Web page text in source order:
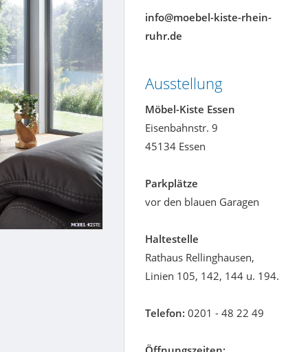
info@moebel-kiste-rhein-
ruhr.de
Ausstellung
Möbel-Kiste Essen
Eisenbahnstr. 9
45134 Essen
Parkplätze
vor den blauen Garagen
Haltestelle
Rathaus Rellinghausen,
Linien 105, 142, 144 u. 194.
Telefon: 0201 - 48 22 49